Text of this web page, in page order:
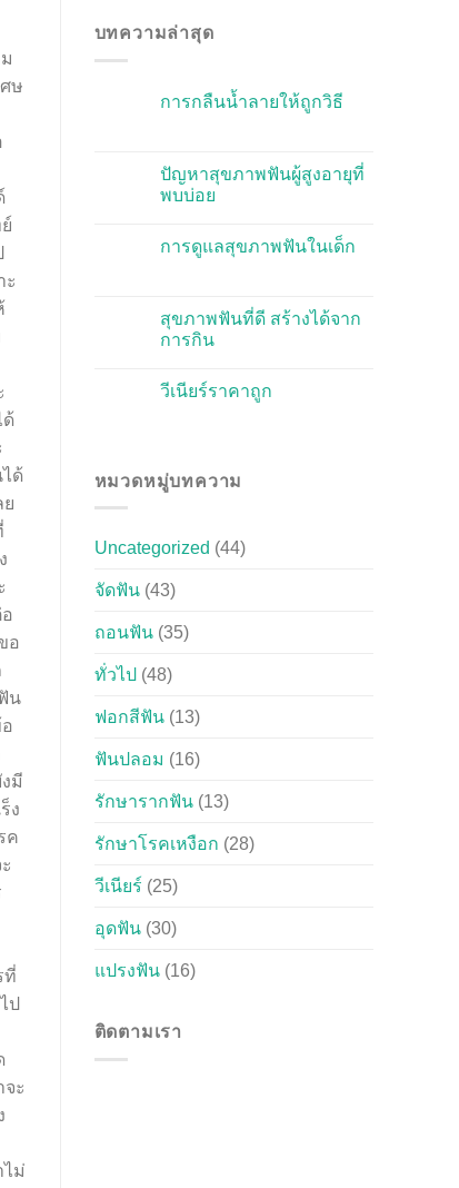
ษ
ะ
ด้
อ
น
มี
ง
ค
ที่
ะ
ม่
บทความล่าสุด
การกลืนน้ำลายให้ถูกวิธี
ปัญหาสุขภาพฟันผู้สูงอายุที่
พบบ่อย
การดูแลสุขภาพฟันในเด็ก
สุขภาพฟันที่ดี สร้างได้จาก
การกิน
วีเนียร์ราคาถูก
หมวดหมู่บทความ
Uncategorized (44)
จัดฟัน(43)
ถอนฟัน(35)
ทั่วไป (48)
ฟอกสีฟัน(13)
ฟันปลอม (16)
รักษารากฟัน(13)
รักษาโรคเหงือก (28)
วีเนียร์ (25)
อุดฟัน(30)
แปรงฟัน(16)
ติดตามเรา